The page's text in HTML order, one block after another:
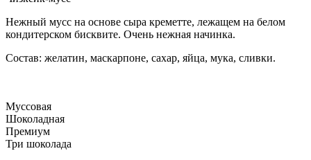
Нежный мусс на основе сыра креметте, лежащем на белом
кондитерском бисквите. Очень нежная начинка.
Состав: желатин, маскарпоне, сахар, яйца, мука, сливки.
Муссовая
Шоколадная
Премиум
Три шоколада